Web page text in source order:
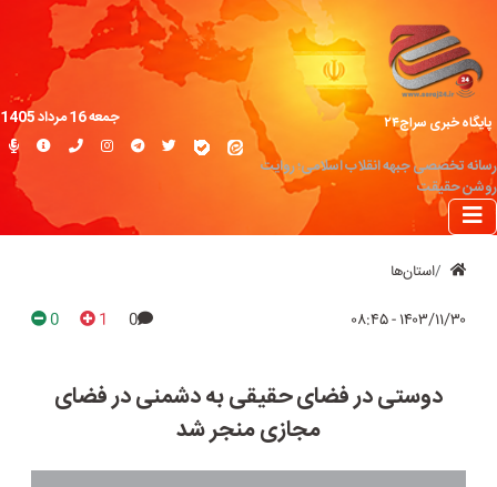
پایگاه خبری سراج۲۴
رسانه تخصصی جبهه انقلاب اسلامی؛ روایت
روشن حقیقت
جمعه 16 مرداد 1405
استان‌ها
۱۴۰۳/۱۱/۳۰ - ۰۸:۴۵ 0
1
0
دوستی در فضای حقیقی به دشمنی در فضای
مجازی منجر شد